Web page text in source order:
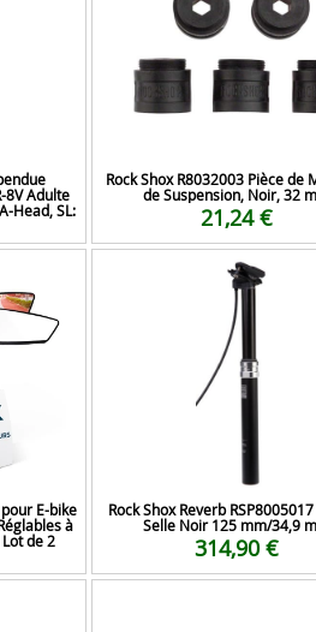
8V Adulte
Head, SL:
Rock Shox R8032003 Pièce de
de Suspension, Noir, 32
21,24 €
E-bike
à
de 2
Rock Shox Reverb
Selle Noir 125 mm/34,9
314,90 €